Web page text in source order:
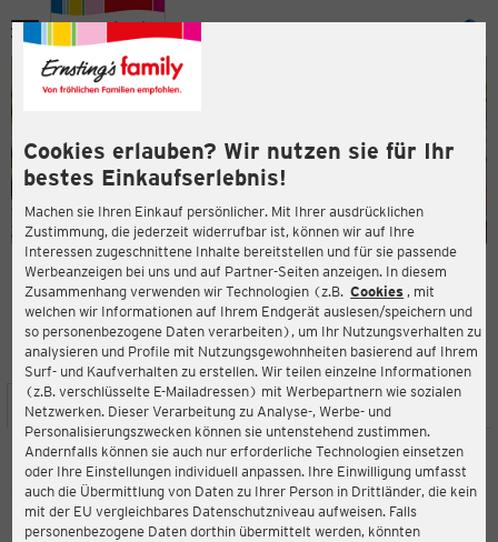
Cookies erlauben? Wir nutzen sie für Ihr
bestes Einkaufserlebnis!
Machen sie Ihren Einkauf persönlicher. Mit Ihrer ausdrücklichen
Zustimmung, die jederzeit widerrufbar ist, können wir auf Ihre
Interessen zugeschnittene Inhalte bereitstellen und für sie passende
Werbeanzeigen bei uns und auf Partner-Seiten anzeigen. In diesem
Zusammenhang verwenden wir Technologien (z.B. Cookies , mit
welchen wir Informationen auf Ihrem Endgerät auslesen/speichern und
so personenbezogene Daten verarbeiten), um Ihr Nutzungsverhalten zu
analysieren und Profile mit Nutzungsgewohnheiten basierend auf Ihrem
Surf- und Kaufverhalten zu erstellen. Wir teilen einzelne Informationen
(z.B. verschlüsselte E-Mailadressen) mit Werbepartnern wie sozialen
Netzwerken. Dieser Verarbeitung zu Analyse-, Werbe- und
Personalisierungszwecken können sie untenstehend zustimmen.
Andernfalls können sie auch nur erforderliche Technologien einsetzen
oder Ihre Einstellungen individuell anpassen. Ihre Einwilligung umfasst
auch die Übermittlung von Daten zu Ihrer Person in Drittländer, die kein
mit der EU vergleichbares Datenschutzniveau aufweisen. Falls
personenbezogene Daten dorthin übermittelt werden, könnten
Menü
ERNSTING'S FAMILY FILIALE
Rosenheimer Straße 30-32
81669 München
STANDORT SERVICES SORTIMENT
Ernsting's family
Rosenheimer Straße 30-32, 81669 München